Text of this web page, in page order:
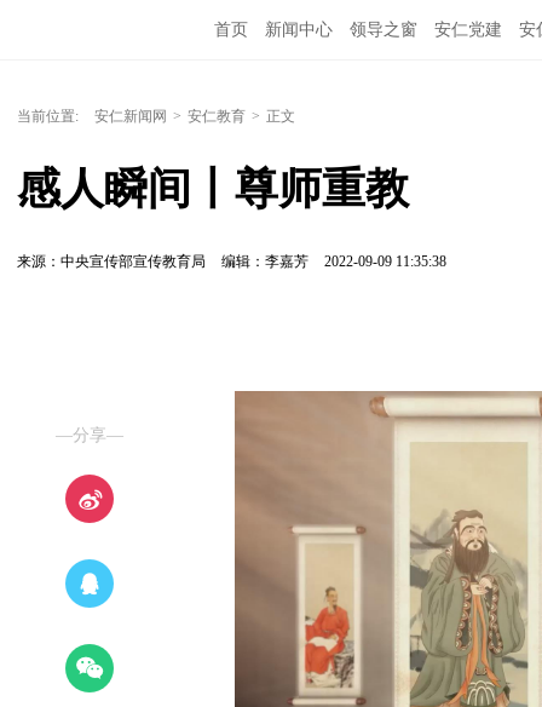
首页 新闻中心 领导之窗 安仁党建 安
当前位置: 安仁新闻网 > 安仁教育 > 正文
感人瞬间丨尊师重教
来源：中央宣传部宣传教育局 编辑：李嘉芳 2022-09-09 11:35:38
—分享—